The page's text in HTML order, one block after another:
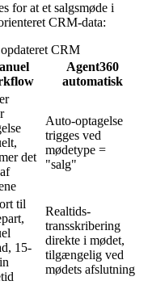
for at et salgsmøde i
CRM-data:
CRM
Agent360
automatisk
det
Auto-optagelse
trigges ved
mødetype =
"salg"
til
15-
Realtids-
transskribering
direkte i mødet,
tilgængelig ved
mødets afslutning